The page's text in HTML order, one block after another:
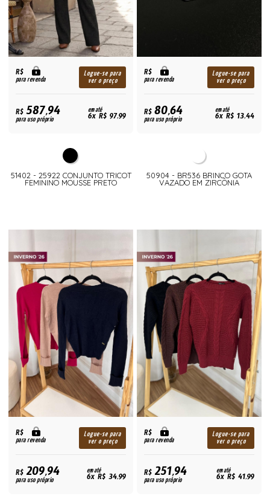
R$
para revenda
Logue-se para
ver o preço
R$587,94
para uso próprio
em até
6x R$ 97,99
51402 - 25922 CONJUNTO TRICOT
FEMININO MOUSSE PRETO
R$
para revenda
Logue-se para
ver o preço
R$80,64
para uso próprio
em até
6x R$ 13,44
50904 - BR536 BRINCO GOTA
VAZADO EM ZIRCÔNIA
R$
para revenda
Logue-se para
ver o preço
R$209,94
para uso próprio
em até
6x R$ 34,99
R$
para revenda
Logue-se para
ver o preço
R$251,94
para uso próprio
em até
6x R$ 41,99